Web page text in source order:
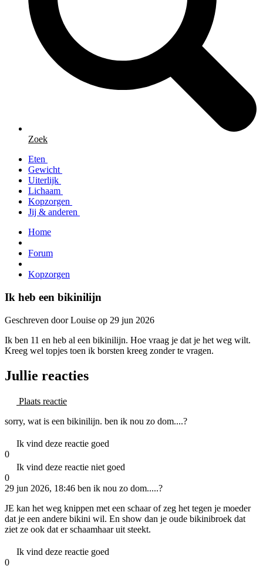
Zoek
Eten
Gewicht
Uiterlijk
Lichaam
Kopzorgen
Jij & anderen
Home
Forum
Kopzorgen
Ik heb een bikinilijn
Geschreven door Louise op 29 jun 2026
Ik ben 11 en heb al een bikinilijn. Hoe vraag je dat je het weg wilt.
Kreeg wel topjes toen ik borsten kreeg zonder te vragen.
Jullie reacties
Plaats reactie
sorry, wat is een bikinilijn. ben ik nou zo dom....?
Ik vind deze reactie goed
0
Ik vind deze reactie niet goed
0
29 jun 2026, 18:46 ben ik nou zo dom.....?
JE kan het weg knippen met een schaar of zeg het tegen je moeder
dat je een andere bikini wil. En show dan je oude bikinibroek dat
ziet ze ook dat er schaamhaar uit steekt.
Ik vind deze reactie goed
0